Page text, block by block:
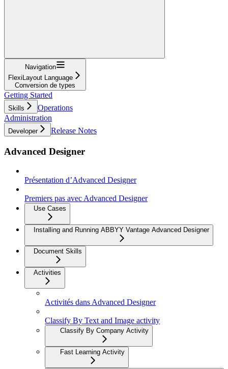
Navigation
FlexiLayout Language
Conversion de types
Getting Started
Skills
Operations
Administration
Developer Release Notes
Advanced Designer
Présentation d’Advanced Designer
Premiers pas avec Advanced Designer
Use Cases
Installing and Running ABBYY Vantage Advanced Designer
Document Skills
Activities
Activités dans Advanced Designer
Classify By Text and Image activity
Classify By Company Activity
Fast Learning Activity